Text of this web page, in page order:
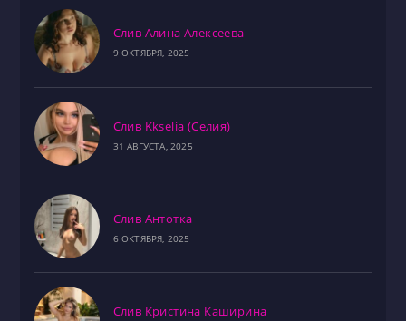
Слив Алина Алексеева
9 ОКТЯБРЯ, 2025
Слив Kkselia (Селия)
31 АВГУСТА, 2025
Слив Антотка
6 ОКТЯБРЯ, 2025
Слив Кристина Каширина